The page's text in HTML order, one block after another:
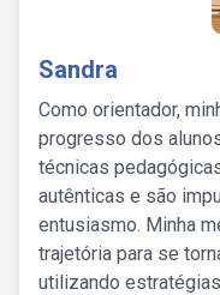
Sandra
Como orientador,
progresso dos
técnicas
autênticas e são
entusiasmo. Minha
trajetória para se
utilizando